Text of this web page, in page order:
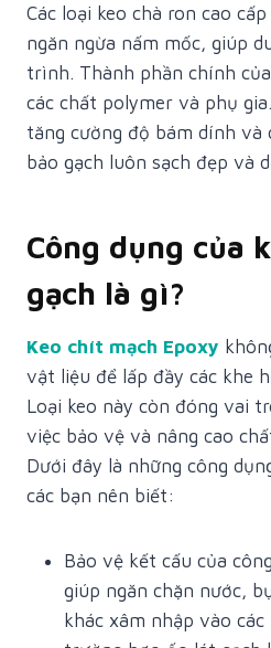
Các loại keo chà ron cao
ngăn ngừa nấm mốc, giúp
trình. Thành phần chính
các chất polymer và phụ
tăng cường độ bám dính và
bảo gạch luôn sạch đẹp và
Công dụng của
gạch là gì?
Keo chít mạch Epoxy
vật liệu để lấp đầy các khe
Loại keo này còn đóng vai
việc bảo vệ và nâng cao
Dưới đây là những công
các bạn nên biết:
Bảo vệ kết cấu của
giúp ngăn chặn nước,
khác xâm nhập vào các